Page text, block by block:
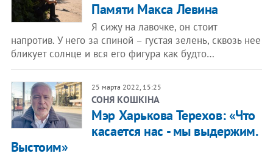
Памяти Макса Левина
Я сижу на лавочке, он стоит
напротив. У него за спиной – густая зелень, сквозь нее
бликует солнце и вся его фигура как будто…
25 марта 2022, 15:25
СОНЯ КОШКІНА
Мэр Харькова Терехов: «Что
касается нас - мы выдержим.
Выстоим»